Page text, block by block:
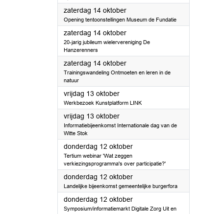
zaterdag 14 oktober2023
Opening tentoonstellingen Museum de Fundatie
zaterdag 14 oktober2023
20-jarig jubileum wielervereniging De
Hanzerenners
zaterdag 14 oktober2023
Trainingswandeling Ontmoeten en leren in de
natuur
vrijdag 13 oktober2023
Werkbezoek Kunstplatform LINK
vrijdag 13 oktober2023
Informatiebijeenkomst Internationale dag van de
Witte Stok
donderdag 12 oktober2023
Tertium webinar 'Wat zeggen
verkiezingsprogramma's over participatie?'
donderdag 12 oktober2023
Landelijke bijeenkomst gemeentelijke burgerfora
donderdag 12 oktober2023
Symposium/informatiemarkt Digitale Zorg Uit en